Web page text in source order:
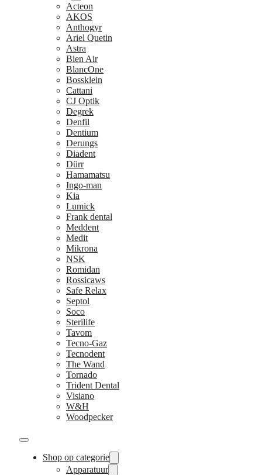
Acteon
AKOS
Anthogyr
Ariel Quetin
Astra
Bien Air
BlancOne
Bossklein
Cattani
CJ Optik
Degrek
Denfil
Dentium
Derungs
Diadent
Dürr
Hamamatsu
Ingo-man
Kia
Lumick
Frank dental
Meddent
Medit
Mikrona
NSK
Romidan
Rossicaws
Safe Relax
Septol
Soco
Sterilife
Tavom
Tecno-Gaz
Tecnodent
The Wand
Tornado
Trident Dental
Visiano
W&H
Woodpecker
Shop op categorie
Apparatuur